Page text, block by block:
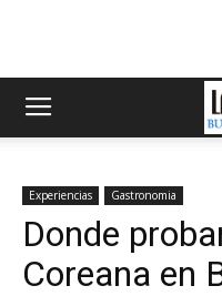
Experiencias Gastronomia
Donde
Coreana en